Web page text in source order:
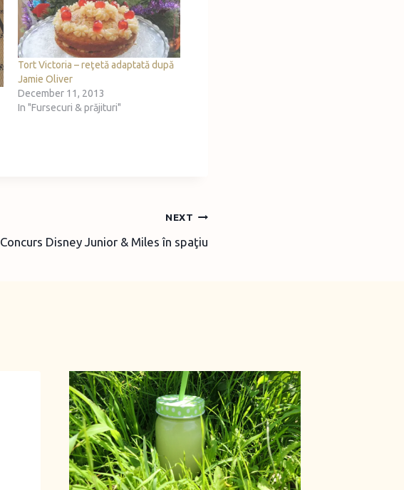
Tort Victoria – reţetă adaptată după
Jamie Oliver
December 11, 2013
In "Fursecuri & prăjituri"
NEXT
Concurs Disney Junior & Miles în spaţiu